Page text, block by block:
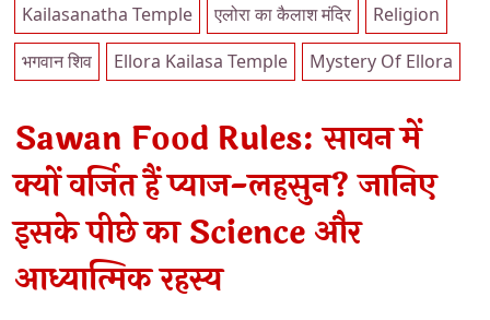
Kailasanatha Temple
एलोरा का कैलाश मंदिर
Religion
भगवान शिव
Ellora Kailasa Temple Mystery Of Ellora
Sawan Food Rules: सावन में
क्यों वर्जित हैं प्याज-लहसुन? जानिए
इसके पीछे का Science और
आध्यात्मिक रहस्य